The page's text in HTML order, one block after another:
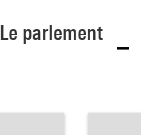
parlement